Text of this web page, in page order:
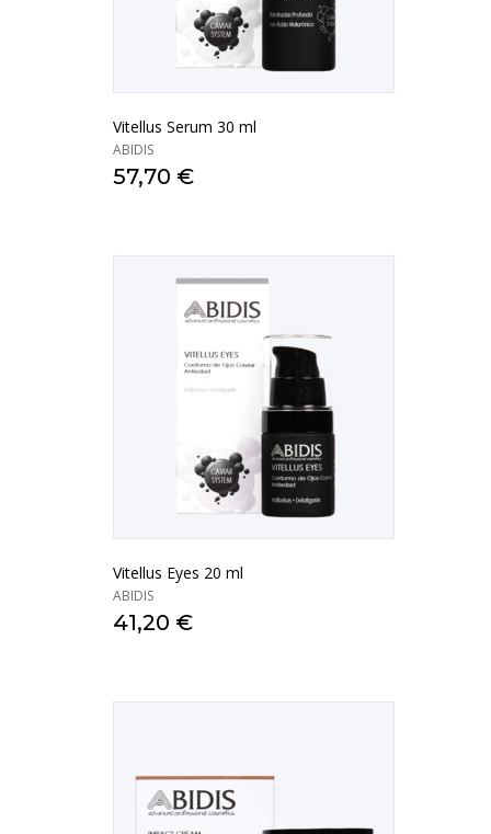
Vitellus Serum 30 ml
ABIDIS
57,70 €
Vitellus Eyes 20 ml
ABIDIS
41,20 €